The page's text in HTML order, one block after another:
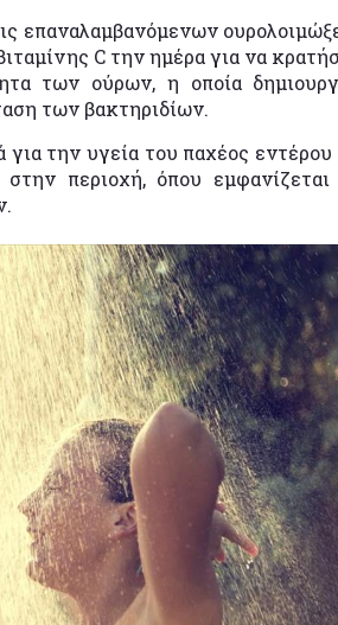
επαναλαμβανόμενων
C την ημέρα για να
των ούρων, η οποία
των βακτηριδίων.
για την υγεία του παχέος
περιοχή, όπου